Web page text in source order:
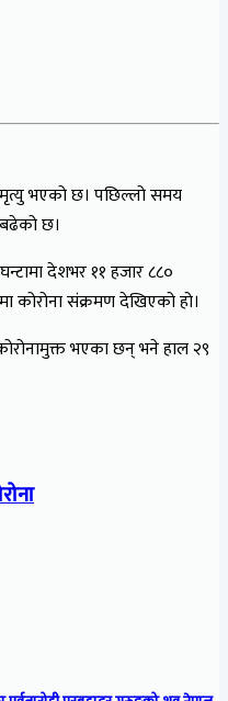
भएको छ। पछिल्लो समय
छ।
देशभर ११ हजार ८८०
कोरोना संक्रमण देखिएको हो।
भएका छन् भने हाल २९